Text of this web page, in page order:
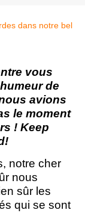
vous
de
avions
le moment
! Keep
notre cher
nous
sûr les
qui se sont